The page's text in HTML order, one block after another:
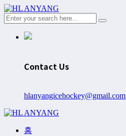
Contact Us
hlanyangicehockey@gmail.com
홈